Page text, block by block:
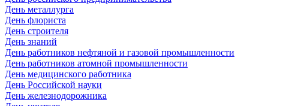
День металлурга
День флориста
День строителя
День знаний
День работников нефтяной и газовой промышленности
День работников атомной промышленности
День медицинского работника
День Российской науки
День железнодорожника